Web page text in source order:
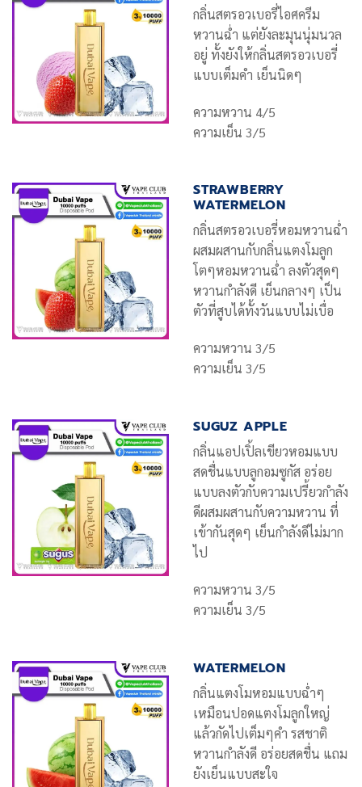
กลิ่นสตรอวเบอรี่ไอศครีม
หวานฉ่ำ แต่ยังละมุนนุ่มนวล
อยู่ ทั้งยังให้กลิ่นสตรอวเบอรี่
แบบเต็มคำ เย็นนิดๆ
ความหวาน 4/5
ความเย็น 3/5
STRAWBERRY
WATERMELON
กลิ่นสตรอวเบอรี่หอมหวานฉ่ำ
ผสมผสานกับกลิ่นแตงโมลูก
โตๆหอมหวานฉ่ำ ลงตัวสุดๆ
หวานกำลังดี เย็นกลางๆ เป็น
ตัวที่สูบได้ทั้งวันแบบไม่เบื่อ
ความหวาน 3/5
ความเย็น 3/5
SUGUZ APPLE
กลิ่นแอปเปิ้ลเขียวหอมแบบ
สดชื่นแบบลูกอมซูกัส อร่อย
แบบลงตัวกับความเปรี้ยวกำลัง
ดีผสมผสานกับความหวาน ที่
เข้ากันสุดๆ เย็นกำลังดีไม่มาก
ไป
ความหวาน 3/5
ความเย็น 3/5
WATERMELON
กลิ่นแตงโมหอมแบบฉ่ำๆ
เหมือนปอดแตงโมลูกใหญ่
แล้วกัดไปเต็มๆคำ รสชาติ
หวานกำลังดี อร่อยสดชื่น แถม
ยังเย็นแบบสะใจ